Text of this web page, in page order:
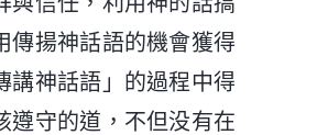
傳揚神話語的機會獲得
講神話語」的過程中得
遵守的道，不但没有在